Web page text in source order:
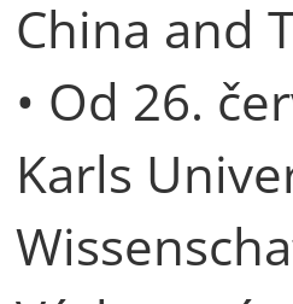
China and
• Od 26.
Karls